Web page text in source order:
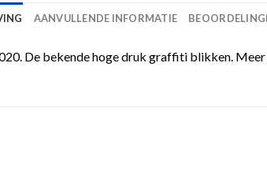
AANVULLENDE INFORMATIE
De bekende hoge druk graffiti blikken.